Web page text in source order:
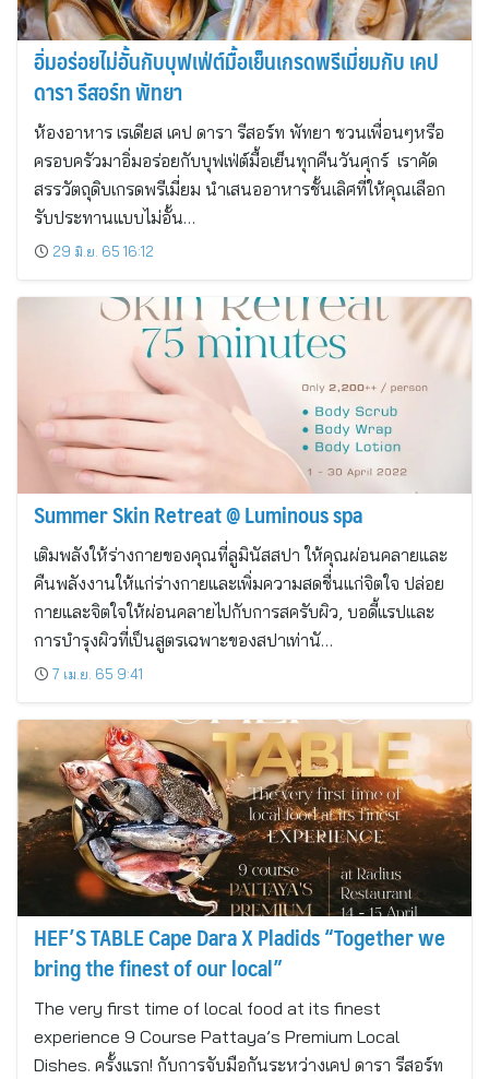
อิ่มอร่อยไม่อั้นกับบุฟเฟ่ต์มื้อเย็นเกรดพรีเมี่ยมกับ เคป
ดารา รีสอร์ท พัทยา
ห้องอาหาร เรเดียส เคป ดารา รีสอร์ท พัทยา ชวนเพื่อนๆหรือ
ครอบครัวมาอิ่มอร่อยกับบุฟเฟ่ต์มื้อเย็นทุกคืนวันศุกร์ เราคัด
สรรวัตถุดิบเกรดพรีเมี่ยม นำเสนออาหารชั้นเลิศที่ให้คุณเลือก
รับประทานแบบไม่อั้น…
29 มิ.ย. 65 16:12
Summer Skin Retreat @ Luminous spa
เติมพลังให้ร่างกายของคุณที่ลูมินัสสปา ให้คุณผ่อนคลายและ
คืนพลังงานให้แก่ร่างกายและเพิ่มความสดชื่นแก่จิตใจ ปล่อย
กายและจิตใจให้ผ่อนคลายไปกับการสครับผิว, บอดี้แรปและ
การบำรุงผิวที่เป็นสูตรเฉพาะของสปาเท่านั…
7 เม.ย. 65 9:41
HEF’S TABLE Cape Dara X Pladids “Together we
bring the finest of our local”
The very first time of local food at its finest
experience 9 Course Pattaya’s Premium Local
Dishes. ครั้งแรก! กับการจับมือกันระหว่างเคป ดารา รีสอร์ท